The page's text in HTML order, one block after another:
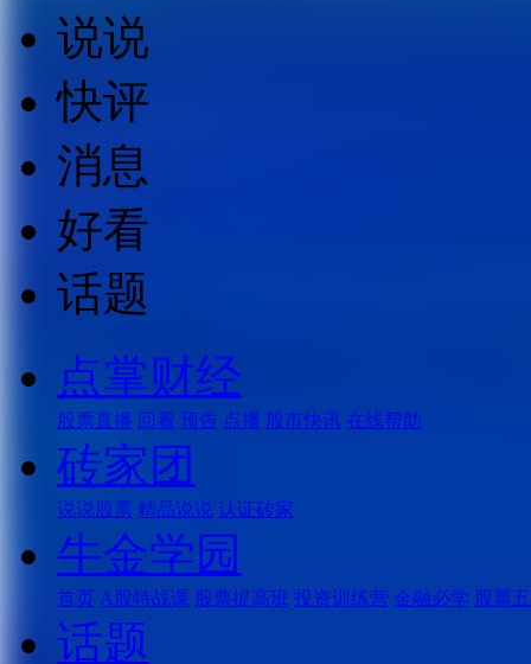
说说
快评
消息
好看
话题
点掌财经
股票直播 回看 预告 点播 股市快讯 在线帮助
砖家团
说说股票 精品说说 认证砖家
牛金学园
首页 A股特战课 股票提高班 投资训练营 金融必学 股票
话题